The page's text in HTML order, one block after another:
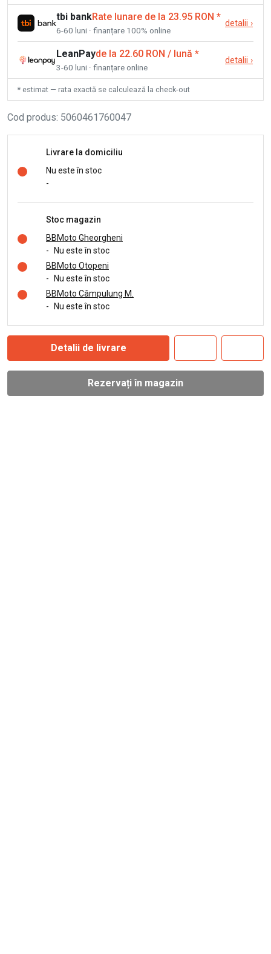
tbi bankRate lunare de la 23.95 RON *
6-60 luni · finanțare 100% online
detalii ›
LeanPayde la 22.60 RON / lună *
3-60 luni · finanțare online
detalii ›
* estimat — rata exactă se calculează la check-out
Cod produs: 5060461760047
Livrare la domiciliu
Nu este în stoc
-
Stoc magazin
BBMoto Gheorgheni
-
Nu este în stoc
BBMoto Otopeni
-
Nu este în stoc
BBMoto Câmpulung M.
-
Nu este în stoc
Detalii de livrare
Rezervați în magazin